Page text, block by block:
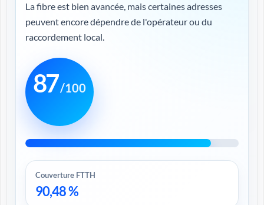
La fibre est bien avancée, mais certaines adresses
peuvent encore dépendre de l'opérateur ou du
raccordement local.
87/100
Couverture FTTH
90,48 %